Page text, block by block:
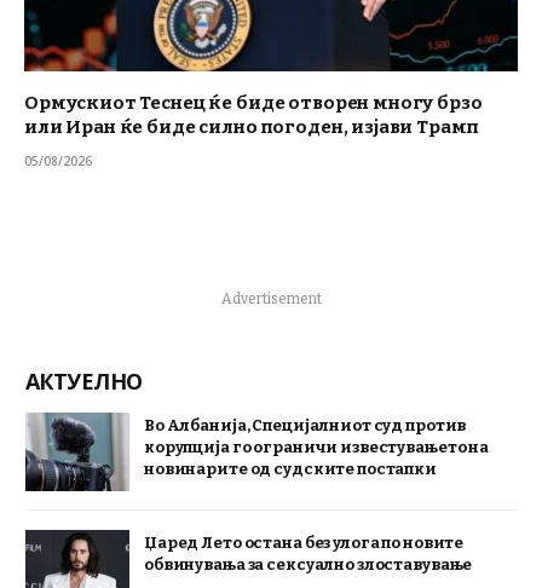
Ормускиот Теснец ќе биде отворен многу брзо
или Иран ќе биде силно погоден, изјави Трамп
05/08/2026
Advertisement
АКТУЕЛНО
Во Албанија, Специјалниот суд против
корупција го ограничи известувањето на
новинарите од судските постапки
Џаред Лето остана без улога по новите
обвинувања за сексуално злоставување